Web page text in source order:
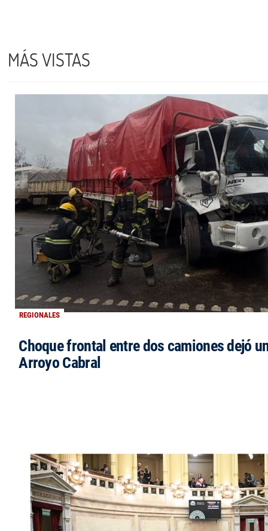
MÁS VISTAS
REGIONALES
Choque frontal entre dos camiones dejó
Arroyo Cabral